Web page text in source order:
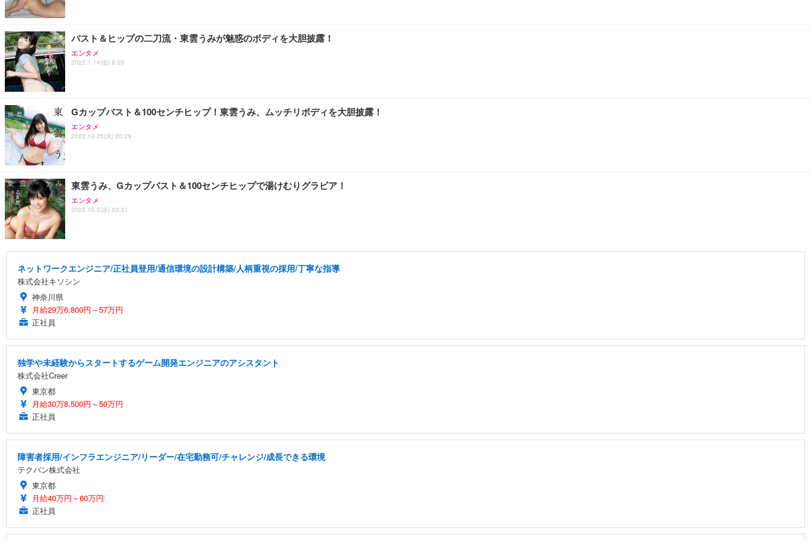
バスト＆ヒップの二刀流・東雲うみが魅惑のボディを大胆披露！
エンタメ
2022.1.14(金) 8:58
Gカップバスト＆100センチヒップ！東雲うみ、ムッチリボディを大胆披露！
エンタメ
2022.10.25(火) 20:29
東雲うみ、Gカップバスト＆100センチヒップで湯けむりグラビア！
エンタメ
2022.10.5(水) 23:31
ネットワークエンジニア/正社員登用/通信環境の設計構築/人柄重視の採用/丁寧な指導
株式会社キソシン
神奈川県
月給29万6,800円～57万円
正社員
独学や未経験からスタートするゲーム開発エンジニアのアシスタント
株式会社Creer
東京都
月給30万8,500円～50万円
正社員
障害者採用/インフラエンジニア/リーダー/在宅勤務可/チャレンジ/成長できる環境
テクバン株式会社
東京都
月給40万円～60万円
正社員